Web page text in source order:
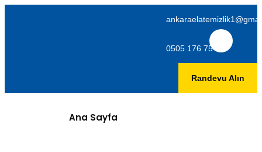
0505 176 75 06
Randevu Alın
Ana Sayfa